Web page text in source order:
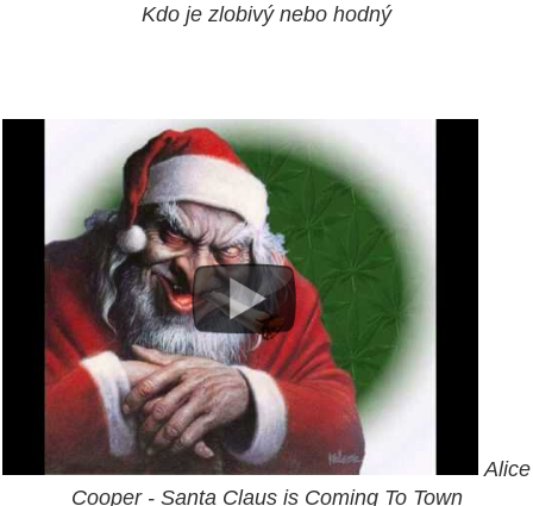
Kdo je zlobivý nebo hodný
Alice
Cooper - Santa Claus is Coming To Town